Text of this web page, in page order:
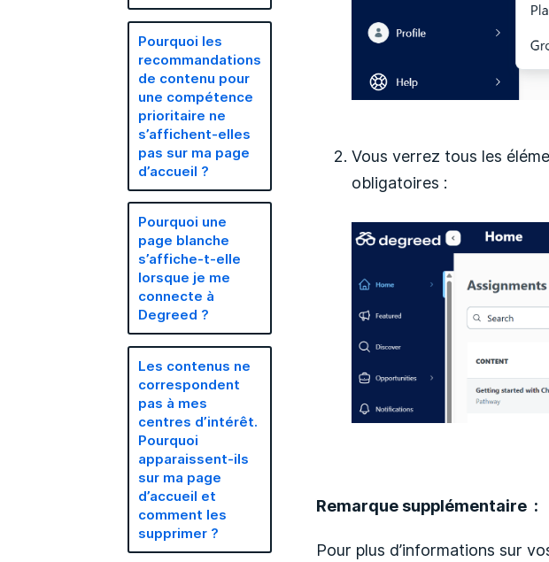
Pourquoi les
recommandations
de contenu pour
une compétence
prioritaire ne
s’affichent-elles
pas sur ma page
d’accueil ?
Pourquoi une
page blanche
s’affiche-t-elle
lorsque je me
connecte à
Degreed ?
Les contenus ne
correspondent
pas à mes
centres d’intérêt.
Pourquoi
apparaissent-ils
sur ma page
d’accueil et
comment les
supprimer ?
Vous verrez tous les
obligatoires :
Remarque supplémentaire :
Pour plus d’informations sur